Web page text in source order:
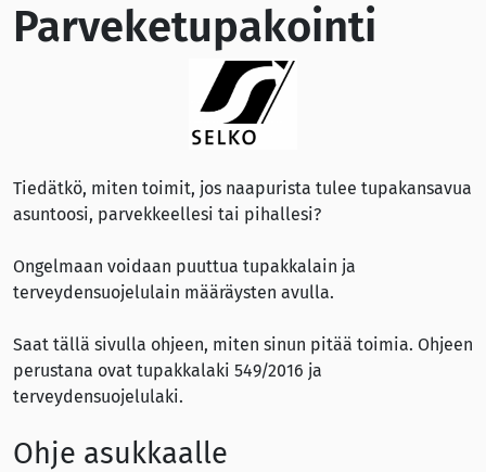
Parveketupakointi
Tiedätkö, miten toimit, jos naapurista tulee tupakansavua
asuntoosi, parvekkeellesi tai pihallesi?
Ongelmaan voidaan puuttua tupakkalain ja
terveydensuojelulain määräysten avulla.
Saat tällä sivulla ohjeen, miten sinun pitää toimia. Ohjeen
perustana ovat tupakkalaki 549/2016 ja
terveydensuojelulaki.
Ohje asukkaalle